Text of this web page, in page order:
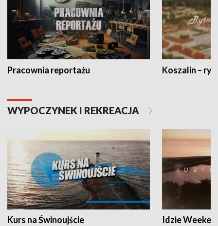
Pracownia reportażu Koszalin –
WYPOCZYNEK I REKREACJA
Kurs na Świnoujście Idzie